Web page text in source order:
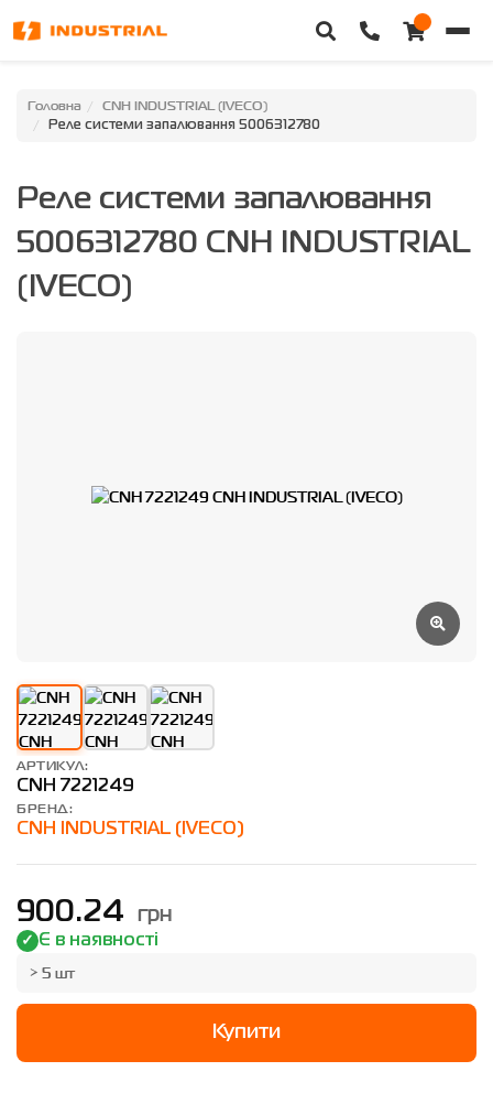
Головна
Категорії
Головна CNH INDUSTRIAL (IVECO)
Реле системи запалювання 5006312780
Реле системи запалювання
5006312780 CNH INDUSTRIAL
(IVECO)
АРТИКУЛ:
CNH 7221249
БРЕНД:
CNH INDUSTRIAL (IVECO)
900.24 грн
Є в наявності
> 5 шт
Купити